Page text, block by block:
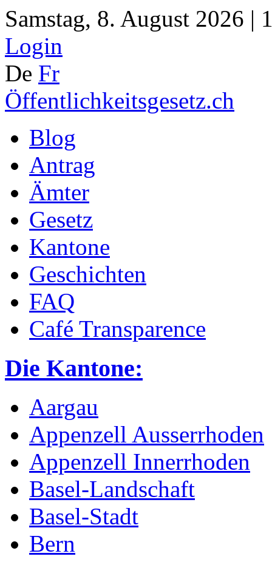
Samstag, 8. August 2026 |
Login
De Fr
Öffentlichkeitsgesetz.ch
Blog
Antrag
Ämter
Gesetz
Kantone
Geschichten
FAQ
Café Transparence
Die Kantone:
Aargau
Appenzell Ausserrhoden
Appenzell Innerrhoden
Basel-Landschaft
Basel-Stadt
Bern